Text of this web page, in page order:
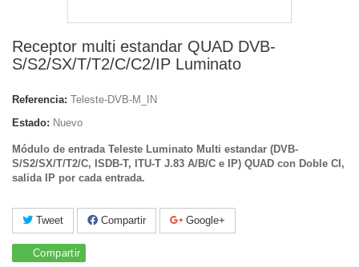
Receptor multi estandar QUAD DVB-
S/S2/SX/T/T2/C/C2/IP Luminato
Referencia: Teleste-DVB-M_IN
Estado: Nuevo
Módulo de entrada Teleste Luminato Multi estandar (DVB-
S/S2/SX/T/T2/C, ISDB-T, ITU-T J.83 A/B/C e IP) QUAD con Doble CI,
salida IP por cada entrada.
Tweet Compartir Google+
Compartir